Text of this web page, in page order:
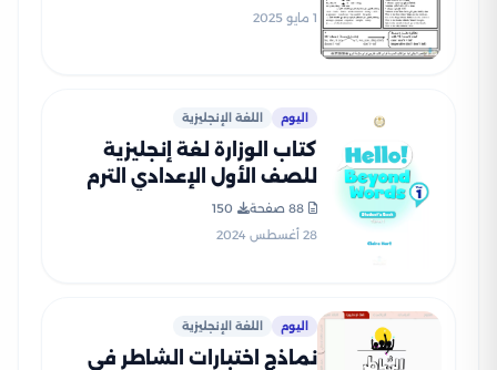
1 مايو 2025
اليوم اللغة الإنجليزية
كتاب الوزارة لغة إنجليزية
للصف الأول الإعدادي الترم
الأول 2025 بصيغة PDF
88 صفحة
150
28 أغسطس 2024
اليوم اللغة الإنجليزية
نماذج اختبارات الشاطر في